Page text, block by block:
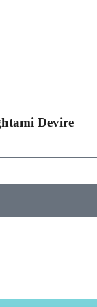
Devire